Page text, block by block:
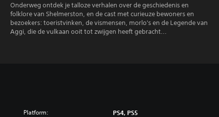
Onderweg ontdek je talloze verhalen over de geschiedenis en
folklore van Shelmerston, en de cast met curieuze bewoners en
bezoekers: toeristvinken, de vismensen, morlo's en de Legende van
Aggi, die de vulkaan ooit tot zwijgen heeft gebracht...
Platform: PS4, PS5